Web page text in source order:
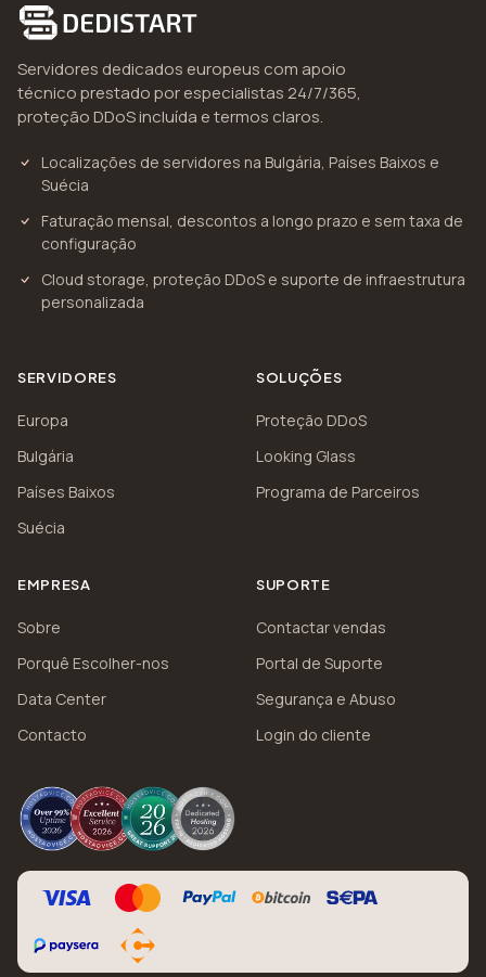
Servidores dedicados europeus com apoio
técnico prestado por especialistas 24/7/365,
proteção DDoS incluída e termos claros.
Localizações de servidores na Bulgária, Países Baixos e
Suécia
Faturação mensal, descontos a longo prazo e sem taxa de
configuração
Cloud storage, proteção DDoS e suporte de infraestrutura
personalizada
SERVIDORES
Europa
Bulgária
Países Baixos
Suécia
SOLUÇÕES
Proteção DDoS
Looking Glass
Programa de Parceiros
EMPRESA
Sobre
Porquê Escolher-nos
Data Center
Contacto
SUPORTE
Contactar vendas
Portal de Suporte
Segurança e Abuso
Login do cliente